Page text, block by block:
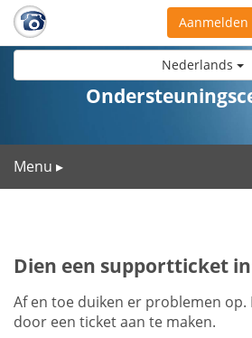
Nederlands
Aanmelden
Menu ▸
Dien een supportticket in
Af en toe duiken er problemen
door een ticket aan te maken.